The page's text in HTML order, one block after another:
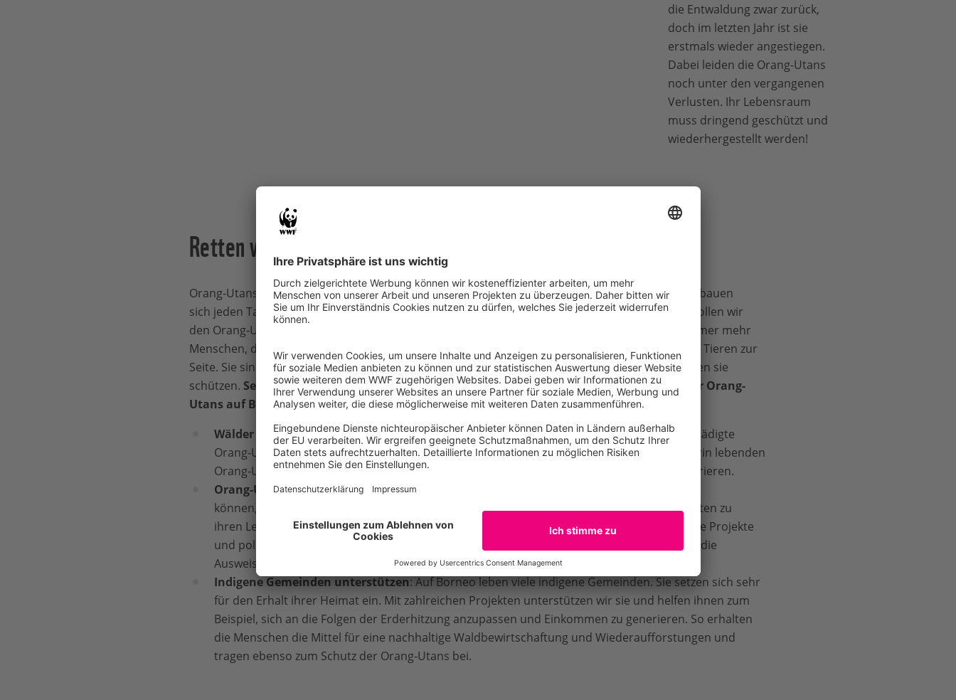
die Entwaldung zwar zurück,
doch im letzten Jahr ist sie
erstmals wieder angestiegen.
Dabei leiden die Orang-Utans
noch unter den vergangenen
Verlusten. Ihr Lebensraum
muss dringend geschützt und
wiederhergestellt werden!
Retten wir seine Welt, retten wir seine Art.
Orang-Utans kommen sehr gut selbst zurecht. Sie erfinden Werkzeuge, nutzen Heilkräuter und bauen
sich jeden Tag ein frisches Bett hoch in den Bäumen. Das Einzige, was sie brauchen, ist Wald. Wollen wir
den Orang-Utans helfen, müssen wir nur eines tun:
. Das haben auch immer mehr
Menschen, die ihre Lebensräume mit den Orang-Utans teilen, erkannt und stehen den seltenen Tieren zur
Seite. Sie sind stolz darauf, dass Orang-Utans nur noch in ihrer Heimat vorkommen und möchten sie
schützen. Seit 2003 setzt sich der WWF daher mit folgenden Maßnahmen für den Schutz der Orang-
Utans auf Borneo ein:
Wälder wieder aufforsten: Zusammen mit der Bevölkerung vor Ort restaurieren wir geschädigte
Orang-Utan-Gebiete, forsten sie wieder auf und verbinden isolierte Waldblöcke und die darin lebenden
Orang-Utan-Gruppen. In den letzten Jahren konnten wir dadurch 6.740 Hektar Wald restaurieren.
Orang-Utan-Lebensräume bewahren
können, müssen wir erst einmal wissen, wo sie leben und wie viele es sind. Wir erheben Daten zu
ihren Lebensräumen und zählen die Tiere. Diese Daten sind eine wichtige Grundlage für alle Projekte
und politischen Engagements auf Borneo. So setzen wir uns auf politischer Ebene etwa für die
Ausweisung und den Erhalt von Wanderkorridoren zwischen Schutzgebieten ein.
Indigene Gemeinden unterstützen: Auf Borneo leben viele indigene Gemeinden. Sie setzen sich sehr
für den Erhalt ihrer Heimat ein. Mit zahlreichen Projekten unterstützen wir sie und helfen ihnen zum
Beispiel, sich an die Folgen der Erderhitzung anzupassen und Einkommen zu generieren. So erhalten
die Menschen die Mittel für eine nachhaltige Waldbewirtschaftung und Wiederaufforstungen und
tragen ebenso zum Schutz der Orang-Utans bei.